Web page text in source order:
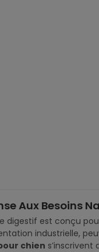
Aux Besoins
est conçu
industrielle,
chien